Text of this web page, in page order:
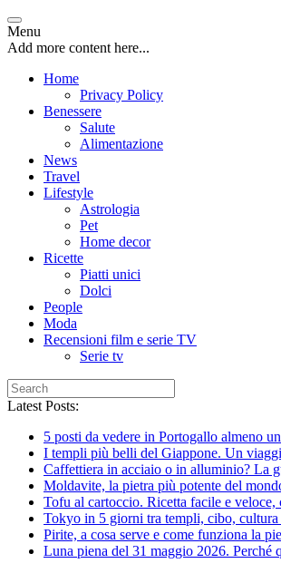
Menu
Add more content here...
Home
Privacy Policy
Benessere
Salute
Alimentazione
News
Travel
Lifestyle
Astrologia
Pet
Home decor
Ricette
Piatti unici
Dolci
People
Moda
Recensioni film e serie TV
Serie tv
Latest Posts:
5 posti da vedere in Portogallo almeno
I templi più belli del Giappone. Un
Caffettiera in acciaio o in alluminio? La
Moldavite, la pietra più potente del
Tofu al cartoccio. Ricetta facile e veloce,
Tokyo in 5 giorni tra templi, cibo,
Pirite, a cosa serve e come funziona la
Luna piena del 31 maggio 2026. Perché